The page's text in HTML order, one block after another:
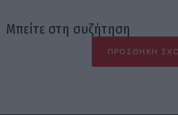
Μπείτε στη συζήτηση
ΠΡΟΣΘΉΚΗ